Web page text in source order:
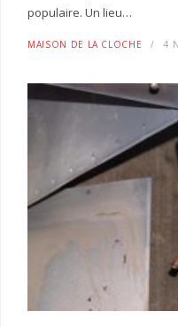
populaire. Un lieu…
MAISON DE LA CLOCHE 4